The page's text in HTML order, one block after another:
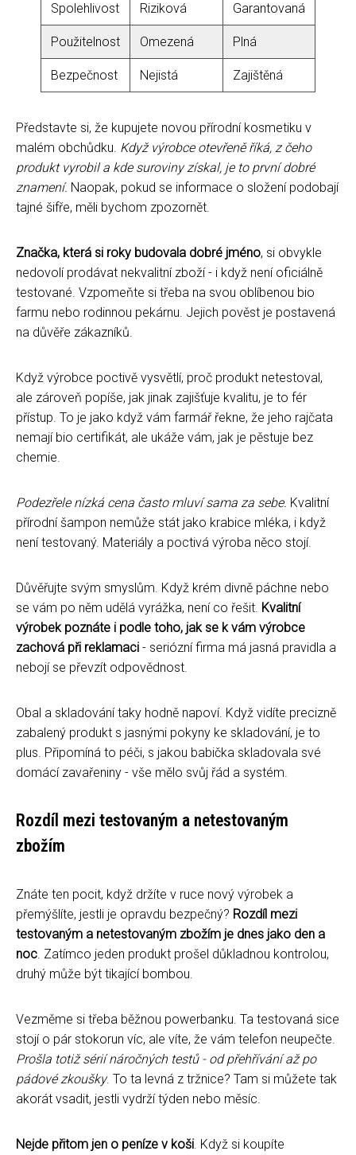
Spolehlivost Riziková Garantovaná
Použitelnost Omezená Plná
Bezpečnost Nejistá Zajištěná
Představte si, že kupujete novou přírodní kosmetiku v
malém obchůdku. Když výrobce otevřeně říká, z čeho
produkt vyrobil a kde suroviny získal, je to první dobré
znamení. Naopak, pokud se informace o složení podobají
tajné šifře, měli bychom zpozornět.
Značka, která si roky budovala dobré jméno, si obvykle
nedovolí prodávat nekvalitní zboží - i když není oficiálně
testované. Vzpomeňte si třeba na svou oblíbenou bio
farmu nebo rodinnou pekárnu. Jejich pověst je postavená
na důvěře zákazníků.
Když výrobce poctivě vysvětlí, proč produkt netestoval,
ale zároveň popíše, jak jinak zajišťuje kvalitu, je to fér
přístup. To je jako když vám farmář řekne, že jeho rajčata
nemají bio certifikát, ale ukáže vám, jak je pěstuje bez
chemie.
Podezřele nízká cena často mluví sama za sebe. Kvalitní
přírodní šampon nemůže stát jako krabice mléka, i když
není testovaný. Materiály a poctivá výroba něco stojí.
Důvěřujte svým smyslům. Když krém divně páchne nebo
se vám po něm udělá vyrážka, není co řešit. Kvalitní
výrobek poznáte i podle toho, jak se k vám výrobce
zachová při reklamaci - seriózní firma má jasná pravidla a
nebojí se převzít odpovědnost.
Obal a skladování taky hodně napoví. Když vidíte precizně
zabalený produkt s jasnými pokyny ke skladování, je to
plus. Připomíná to péči, s jakou babička skladovala své
domácí zavařeniny - vše mělo svůj řád a systém.
Rozdíl mezi testovaným a netestovaným
zbožím
Znáte ten pocit, když držíte v ruce nový výrobek a
přemýšlíte, jestli je opravdu bezpečný? Rozdíl mezi
testovaným a netestovaným zbožím je dnes jako den a
noc. Zatímco jeden produkt prošel důkladnou kontrolou,
druhý může být tikající bombou.
Vezměme si třeba běžnou powerbanku. Ta testovaná sice
stojí o pár stokorun víc, ale víte, že vám telefon neupečte.
Prošla totiž sérií náročných testů - od přehřívání až po
pádové zkoušky. To ta levná z tržnice? Tam si můžete tak
akorát vsadit, jestli vydrží týden nebo měsíc.
Nejde přitom jen o peníze v koši. Když si koupíte